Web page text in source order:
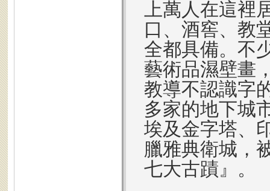
上萬人在這裡
口、酒窖、教
全都具備。不
藝術品濕壁畫
教導不認識字
多家的地下城
埃及金字塔、
臘雅典衛城，
七大古蹟』。